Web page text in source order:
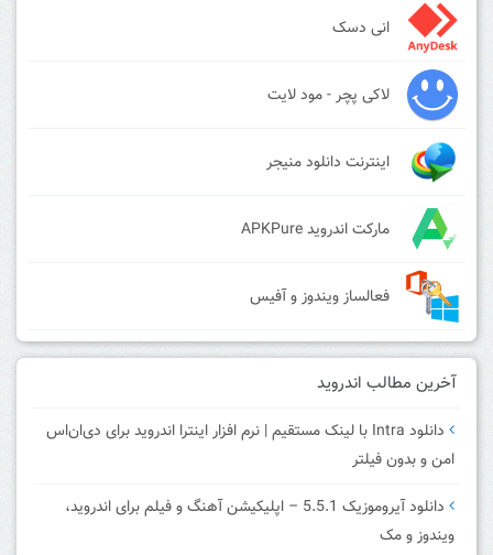
انی دسک
لاکی پچر - مود لایت
اینترنت دانلود منیجر
مارکت اندروید APKPure
فعالساز ویندوز و آفیس
آخرین مطالب اندروید
دانلود Intra با لینک مستقیم | نرم افزار اینترا اندروید برای دی‌ان‌اس
امن و بدون فیلتر
دانلود آیروموزیک 5.5.1 – اپلیکیشن آهنگ و فیلم برای اندروید،
ویندوز و مک